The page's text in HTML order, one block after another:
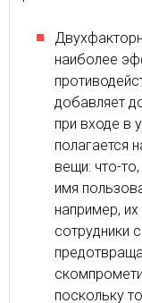
наиболее
добавляет
при входе в
полагается
вещи: что-
имя
например,
сотрудники
поскольку